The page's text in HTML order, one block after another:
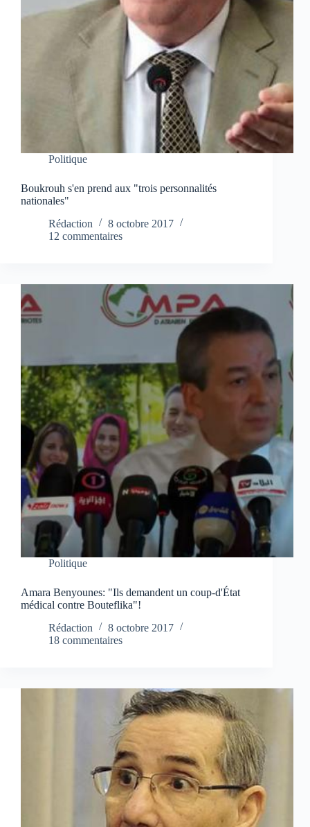
Politique
Boukrouh s'en prend aux "trois personnalités
nationales"
Rédaction
8 octobre 2017
12 commentaires
Politique
Amara Benyounes: "Ils demandent un coup-d'État
médical contre Bouteflika"!
Rédaction
8 octobre 2017
18 commentaires